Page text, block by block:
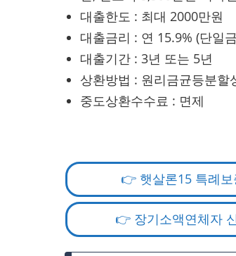
대출한도 : 최대 2000만원
대출금리 : 연 15.9% (단일
대출기간 : 3년 또는 5년
상환방법 : 원리금균등분할
중도상환수수료 : 면제
👉 햇살론15 특례
👉 장기소액연체자